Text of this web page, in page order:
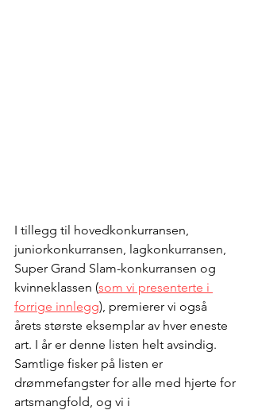
I tillegg til hovedkonkurransen,
juniorkonkurransen, lagkonkurransen,
Super Grand Slam-konkurransen og
kvinneklassen (som vi presenterte i
forrige innlegg), premierer vi også
årets største eksemplar av hver eneste
art. I år er denne listen helt avsindig.
Samtlige fisker på listen er
drømmefangster for alle med hjerte for
artsmangfold, og vi i